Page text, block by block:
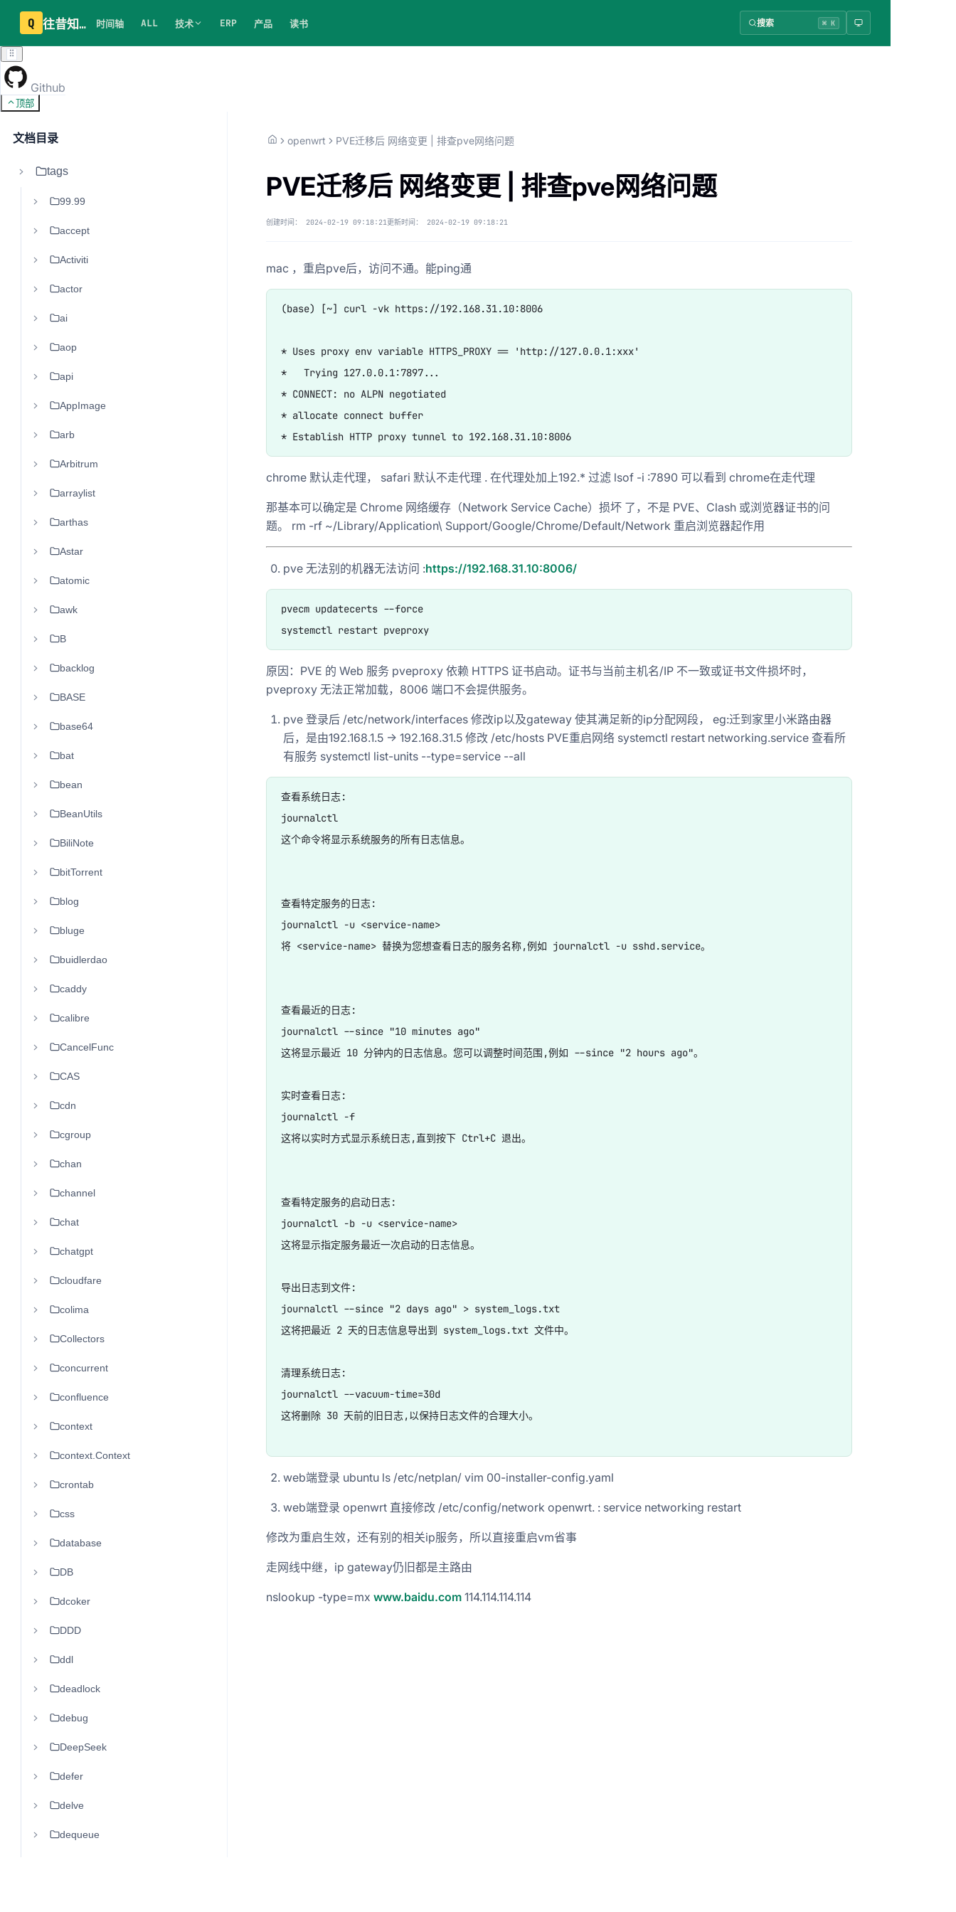
Q 往昔知识库 时间轴 ALL 技术 ERP 产品 读书 搜索 ⌘ K
Github
顶部
文档目录
tags
99.99
accept
Activiti
actor
ai
aop
api
AppImage
arb
Arbitrum
arraylist
arthas
Astar
atomic
awk
B
backlog
BASE
base64
bat
bean
BeanUtils
BiliNote
bitTorrent
blog
bluge
buidlerdao
caddy
calibre
CancelFunc
CAS
cdn
cgroup
chan
channel
chat
chatgpt
cloudfare
colima
Collectors
concurrent
confluence
context
context.Context
crontab
css
database
DB
dcoker
DDD
ddl
deadlock
debug
DeepSeek
defer
delve
dequeue
openwrt PVE迁移后 网络变更 | 排查pve网络问题
PVE迁移后 网络变更 | 排查pve网络问题
创建时间： 2024-02-19 09:18:21更新时间： 2024-02-19 09:18:21
mac ，重启pve后，访问不通。能ping通
(base) [~] curl -vk https://192.168.31.10:8006
* Uses proxy env variable HTTPS_PROXY == 'http://127.0.0.1:xxx'
*   Trying 127.0.0.1:7897...
* CONNECT: no ALPN negotiated
* allocate connect buffer
* Establish HTTP proxy tunnel to 192.168.31.10:8006
chrome 默认走代理， safari 默认不走代理 . 在代理处加上192.* 过滤 lsof -i :7890 可以看到 chrome在走代理
那基本可以确定是 Chrome 网络缓存（Network Service Cache）损坏 了，不是 PVE、Clash 或浏览器证书的问
题。 rm -rf ~/Library/Application\ Support/Google/Chrome/Default/Network 重启浏览器起作用
pve 无法别的机器无法访问 :https://192.168.31.10:8006/
pvecm updatecerts --force
systemctl restart pveproxy
原因：PVE 的 Web 服务 pveproxy 依赖 HTTPS 证书启动。证书与当前主机名/IP 不一致或证书文件损坏时，
pveproxy 无法正常加载，8006 端口不会提供服务。
pve 登录后 /etc/network/interfaces 修改ip以及gateway 使其满足新的ip分配网段， eg:迁到家里小米路由器
后，是由192.168.1.5 -> 192.168.31.5 修改 /etc/hosts PVE重启网络 systemctl restart networking.service 查看所
有服务 systemctl list-units --type=service --all
查看系统日志:
journalctl
这个命令将显示系统服务的所有日志信息。
查看特定服务的日志:
journalctl -u <service-name>
将 <service-name> 替换为您想查看日志的服务名称,例如 journalctl -u sshd.service。
查看最近的日志:
journalctl --since "10 minutes ago"
这将显示最近 10 分钟内的日志信息。您可以调整时间范围,例如 --since "2 hours ago"。
实时查看日志:
journalctl -f
这将以实时方式显示系统日志,直到按下 Ctrl+C 退出。
查看特定服务的启动日志:
journalctl -b -u <service-name>
这将显示指定服务最近一次启动的日志信息。
导出日志到文件:
journalctl --since "2 days ago" > system_logs.txt
这将把最近 2 天的日志信息导出到 system_logs.txt 文件中。
清理系统日志:
journalctl --vacuum-time=30d
这将删除 30 天前的旧日志,以保持日志文件的合理大小。
web端登录 ubuntu ls /etc/netplan/ vim 00-installer-config.yaml
web端登录 openwrt 直接修改 /etc/config/network openwrt. : service networking restart
修改为重启生效，还有别的相关ip服务，所以直接重启vm省事
走网线中继，ip gateway仍旧都是主路由
nslookup -type=mx www.baidu.com114.114.114.114